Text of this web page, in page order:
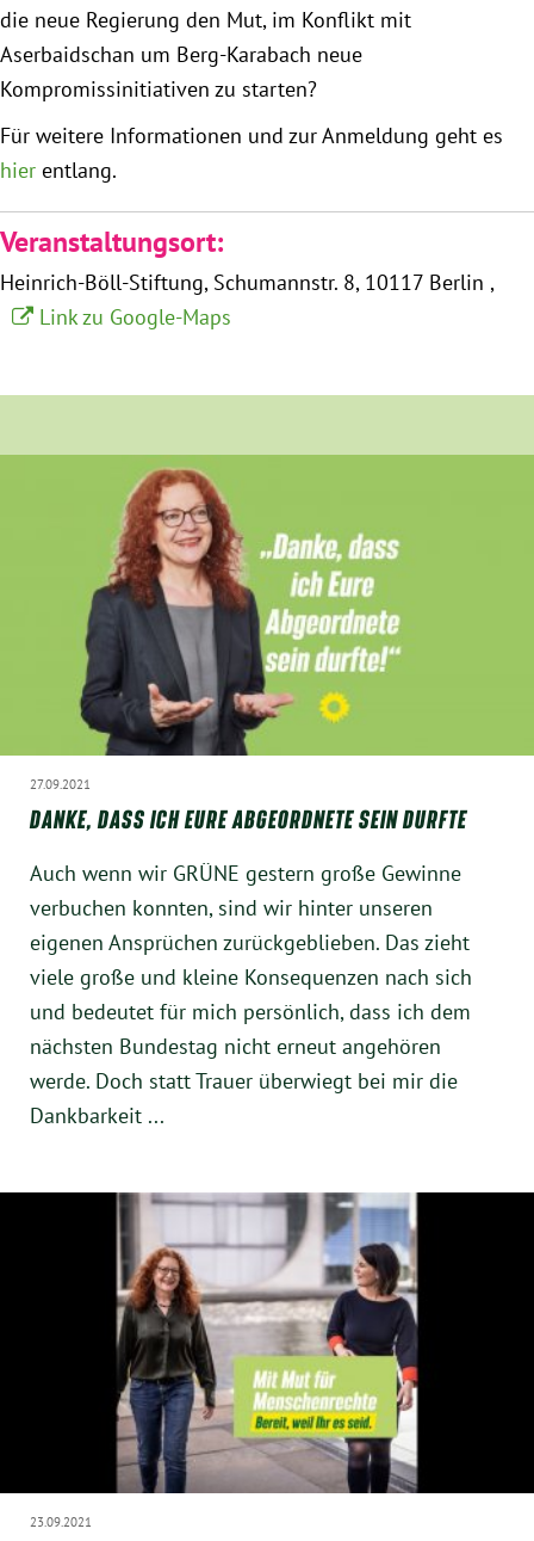
die neue Regierung den Mut, im Konflikt mit
Aserbaidschan um Berg-Karabach neue
Kompromissinitiativen zu starten?
Für weitere Informationen und zur Anmeldung geht es
hier entlang.
Veranstaltungsort:
Heinrich-Böll-Stiftung Schumannstr. 8 10117 Berlin
Link zu Google-Maps
27.09.2021
DANKE, DASS ICH EURE ABGEORDNETE SEIN DURFTE
Auch wenn wir GRÜNE gestern große Gewinne
verbuchen konnten, sind wir hinter unseren
eigenen Ansprüchen zurückgeblieben. Das zieht
viele große und kleine Konsequenzen nach sich
und bedeutet für mich persönlich, dass ich dem
nächsten Bundestag nicht erneut angehören
werde. Doch statt Trauer überwiegt bei mir die
Dankbarkeit ...
23.09.2021